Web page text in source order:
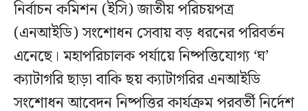
নির্বাচন কমিশন (ইসি) জাতীয় পরিচয়পত্র
(এনআইডি) সংশোধন সেবায় বড় ধরনের পরিবর্তন
এনেছে। মহাপরিচালক পর্যায়ে নিষ্পত্তিযোগ্য ‘ঘ’
ক্যাটাগরি ছাড়া বাকি ছয় ক্যাটাগরির এনআইডি
সংশোধন আবেদন নিষ্পত্তির কার্যক্রম পরবর্তী নির্দেশ